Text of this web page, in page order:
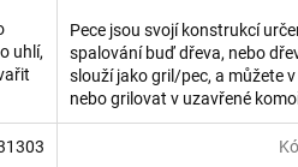
uhlí,
Pece jsou svojí konstrukcí
spalování buď dřeva, nebo
slouží jako gril/pec, a můžete
nebo grilovat v uzavřené
Spalovací komora z...